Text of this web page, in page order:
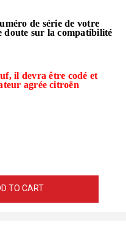
de série de votre
doute sur la compatibilité
il devra être codé et
agrée citroën
TO CART